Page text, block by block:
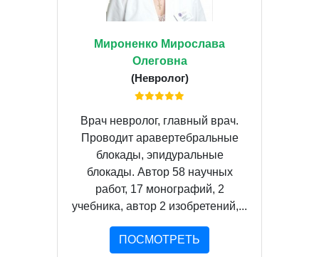
Мироненко Мирослава
Олеговна
(Невролог)
Врач невролог, главный врач.
Проводит аравертебральные
блокады, эпидуральные
блокады. Автор 58 научных
работ, 17 монографий, 2
учебника, автор 2 изобретений,...
ПОСМОТРЕТЬ